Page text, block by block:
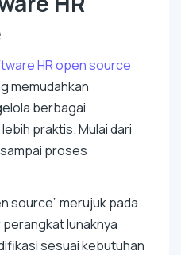
HRopen source
memudahkan
berbagai
praktis. Mulai dari
proses
source” merujuk pada
lunaknya
sesuai kebutuhan